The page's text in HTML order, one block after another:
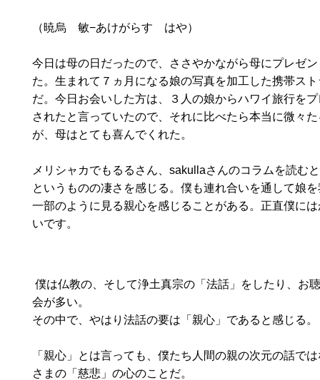
（暁烏 敏−あけがらす はや）
今日は母の日だったので、ささやかながら母にプレゼ
た。生まれて７ヵ月になる娘の写真を加工した携帯ス
だ。今日お会いした方は、３人の娘からハワイ旅行を
されたと言っていたので、それに比べたら本当に微々
が、母はとても喜んでくれた。
メリシャカでもるるさん、sakullaさんのコラムを読む
というものの凄さを感じる。僕も連れ合いを通して娘
一部のように見る親心を感じることがある。正直僕に
いです。
僕は仏教の、そして浄土真宗の「法話」をしたり、お
会が多い。
その中で、やはり法話の要は「親心」であると感じる。
「親心」とは言っても、僕たち人間の親の次元の話で
さまの「慈悲」の心のことだ。